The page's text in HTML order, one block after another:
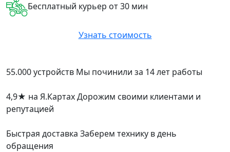
Бесплатный курьер от 30 мин
Узнать стоимость
55.000 устройств Мы починили за 14 лет работы
4,9★ на Я.КартахДорожим своими клиентами и
репутацией
Быстрая доставка Заберем технику в день
обращения